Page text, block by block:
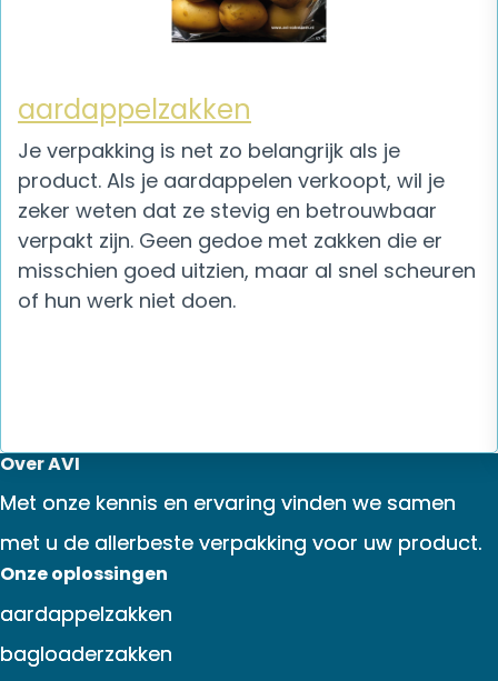
aardappelzakken
Je verpakking is net zo belangrijk als je
product. Als je aardappelen verkoopt, wil je
zeker weten dat ze stevig en betrouwbaar
verpakt zijn. Geen gedoe met zakken die er
misschien goed uitzien, maar al snel scheuren
of hun werk niet doen.
Over AVI
Met onze kennis en ervaring vinden we samen
met u de allerbeste verpakking voor uw product.
Onze oplossingen
aardappelzakken
bagloaderzakken